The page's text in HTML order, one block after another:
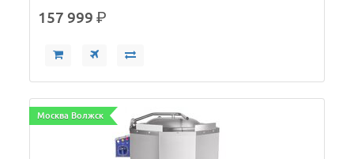
157 999р.
Москва Волжск